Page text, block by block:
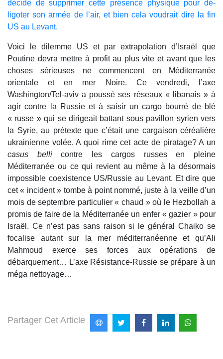
décide de supprimer cette présence physique pour dé-
ligoter son armée de l’air, et bien cela voudrait dire la fin
US au Levant.
Voici le dilemme US et par extrapolation d’Israël que
Poutine devra mettre à profit au plus vite et avant que les
choses sérieuses ne commencent en Méditerranée
orientale et en mer Noire. Ce vendredi, l’axe
Washington/Tel-aviv a poussé ses réseaux « libanais » à
agir contre la Russie et à saisir un cargo bourré de blé
« russe » qui se dirigeait battant sous pavillon syrien vers
la Syrie, au prétexte que c’était une cargaison céréalière
ukrainienne volée. A quoi rime cet acte de piratage? A un
casus bellicontre les cargos russes en pleine
Méditerranée ou ce qui revient au même à la désormais
impossible coexistence US/Russie au Levant. Et dire que
cet « incident » tombe à point nommé, juste à la veille d’un
mois de septembre particulier « chaud » où le Hezbollah a
promis de faire de la Méditerranée un enfer « gazier » pour
Israël. Ce n’est pas sans raison si le général Chaiko se
focalise autant sur la mer méditerranéenne et qu’Ali
Mahmoud exerce ses forces aux opérations de
débarquement… L’axe Résistance-Russie se prépare à un
méga nettoyage…
Partager Cet Article